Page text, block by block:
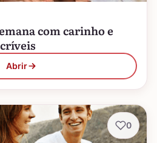
com carinho e
Abrir
0